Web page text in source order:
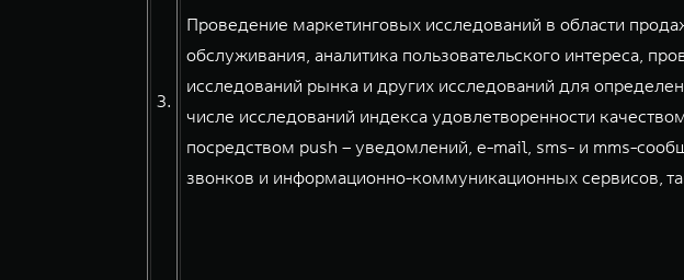
3.
Проведение маркетинговых исследований в области
обслуживания, аналитика пользовательского интереса,
исследований рынка и других исследований для
числе исследований индекса удовлетворенности
посредством push – уведомлений, e-mail, sms- и mms-
звонков и информационно-коммуникационных сервисов,